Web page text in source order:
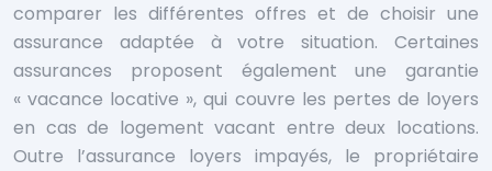
comparer les différentes offres et de choisir une
assurance adaptée à votre situation. Certaines
assurances proposent également une garantie
« vacance locative », qui couvre les pertes de loyers
en cas de logement vacant entre deux locations.
Outre l’assurance loyers impayés, le propriétaire